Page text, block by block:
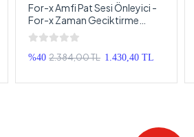
For-x Amfi Pat Sesi Önleyici -
For-x Zaman Geciktirme
Ünitesi
%40 2.384,00 TL 1.430,40 TL